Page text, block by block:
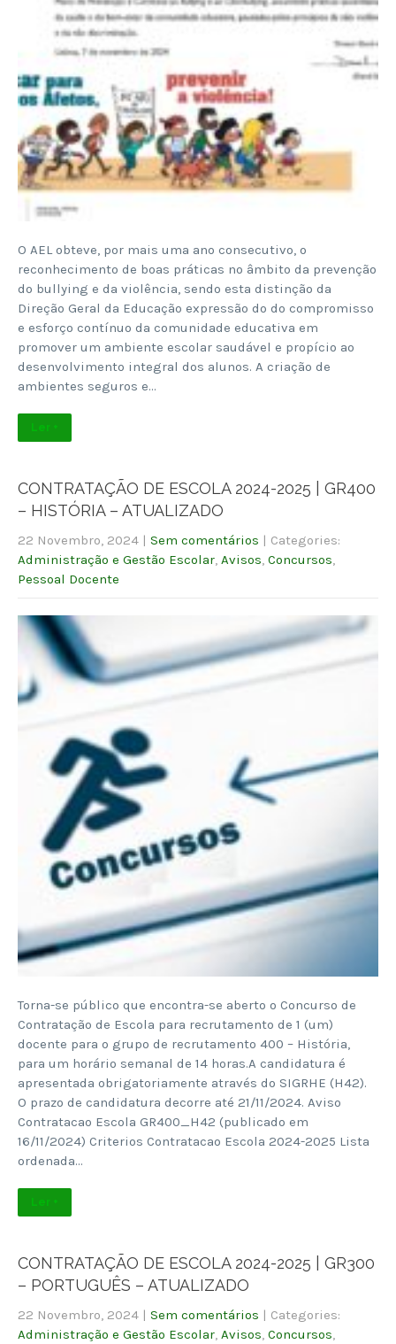
O AEL obteve, por mais uma ano consecutivo, o
reconhecimento de boas práticas no âmbito da prevenção
do bullying e da violência, sendo esta distinção da
Direção Geral da Educação expressão do do compromisso
e esforço contínuo da comunidade educativa em
promover um ambiente escolar saudável e propício ao
desenvolvimento integral dos alunos. A criação de
ambientes seguros e…
Ler +
CONTRATAÇÃO DE ESCOLA 2024-2025 | GR400
– HISTÓRIA – ATUALIZADO
22 Novembro, 2024 | Sem comentários | Categories:
Administração e Gestão Escolar Avisos Concursos
Pessoal Docente
Torna-se público que encontra-se aberto o Concurso de
Contratação de Escola para recrutamento de 1 (um)
docente para o grupo de recrutamento 400 – História,
para um horário semanal de 14 horas.A candidatura é
apresentada obrigatoriamente através do SIGRHE (H42).
O prazo de candidatura decorre até 21/11/2024. Aviso
Contratacao Escola GR400_H42 (publicado em
16/11/2024) Criterios Contratacao Escola 2024-2025 Lista
ordenada…
Ler +
CONTRATAÇÃO DE ESCOLA 2024-2025 | GR300
– PORTUGUÊS – ATUALIZADO
22 Novembro, 2024 | Sem comentários | Categories:
Administração e Gestão Escolar Avisos Concursos